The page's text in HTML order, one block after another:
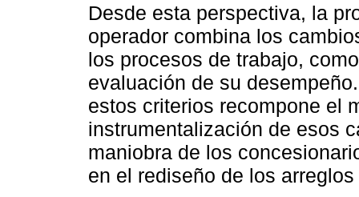
Desde esta perspectiva, la
operador combina los
los procesos de trabajo,
evaluación de su
estos criterios recompone el
instrumentalización de esos
maniobra de los
en el rediseño de los